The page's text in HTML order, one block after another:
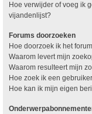
Hoe verwijder of voeg ik
vijandenlijst?
Forums doorzoeken
Hoe doorzoek ik het
Waarom levert mijn
Waarom resulteert mijn
Hoe zoek ik een
Hoe kan ik mijn eigen